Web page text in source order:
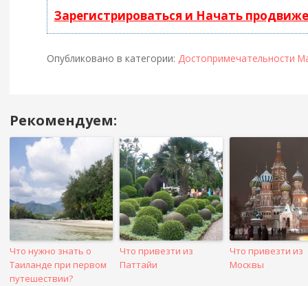
Зарегистрироваться и Начать
Опубликовано в категории: Достопримечательности
Навигация
в
посте
Рекомендуем:
Что нужно знать о
Таиланде при первом
путешествии?
Что привезти из
Паттайи
Что привезти из
Москвы